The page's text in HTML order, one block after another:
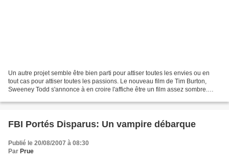
Un autre projet semble être bien parti pour attiser toutes les envies ou en
tout cas pour attiser toutes les passions. Le nouveau film de Tim Burton,
Sweeney Todd s'annonce à en croire l'affiche être un film assez sombre.
FBI Portés Disparus: Un vampire débarque
Publié le 20/08/2007 à 08:30
Par Prue